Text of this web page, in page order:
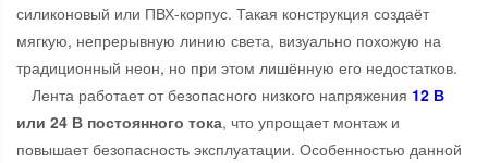
силиконовый или ПВХ-корпус. Такая конструкция создаёт
мягкую, непрерывную линию света, визуально похожую на
традиционный неон, но при этом лишённую его недостатков.
Лента работает от безопасного низкого напряжения 12 В
или 24 В постоянного тока, что упрощает монтаж и
повышает безопасность эксплуатации. Особенностью данной